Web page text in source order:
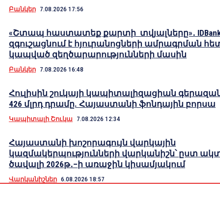
Բանկեր 7.08.2026 17:56
«Շտապ հաստատեք քարտի տվյալները»․
զգուշացնում է հյուրանոցների ամրագրման
կապված զեղծարարությունների մասին
Բանկեր 7.08.2026 16:48
Հուլիսին շուկայի կապիտալիզացիան
426 մլրդ դրամը. Հայաստանի ֆոնդային բորսա
Կապիտալի Շուկա 7.08.2026 12:34
Հայաստանի խոշորագույն վարկային
կազմակերպությունների վարկանիշն՝ ըստ
ծավալի 2026թ․–ի առաջին կիսամյակում
Վարկանիշներ 6.08.2026 18:57